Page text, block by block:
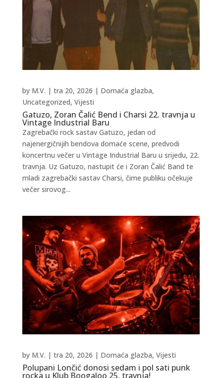
Gatuzo, Zoran Čalić Bend i Charsi 22. travnja u
Vintage Industrial Baru
by M.V. | tra 20, 2026 | Domaća glazba,
Uncategorized, Vijesti
Zagrebački rock sastav Gatuzo, jedan od
najenergičnijih bendova domaće scene, predvodi
koncertnu večer u Vintage Industrial Baru u srijedu, 22.
travnja. Uz Gatuzo, nastupit će i Zoran Čalić Band te
mladi zagrebački sastav Charsi, čime publiku očekuje
večer sirovog...
Polupani Lončić donosi sedam i pol sati punk
rocka u Klub Boogaloo 25. travnja!
by M.V. | tra 20, 2026 | Domaća glazba, Vijesti